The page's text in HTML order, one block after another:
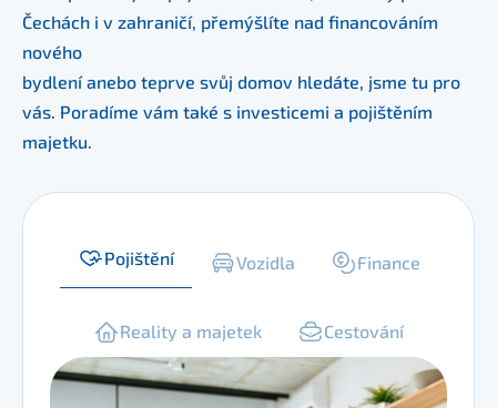
Čechách i v zahraničí, přemýšlíte nad financováním
nového
bydlení anebo teprve svůj domov hledáte, jsme tu pro
vás. Poradíme vám také s investicemi a pojištěním
majetku.
Pojištění Vozidla Finance
Reality a majetek Cestování